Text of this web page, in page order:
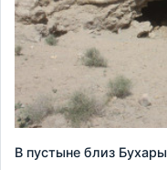
В пустыне близ